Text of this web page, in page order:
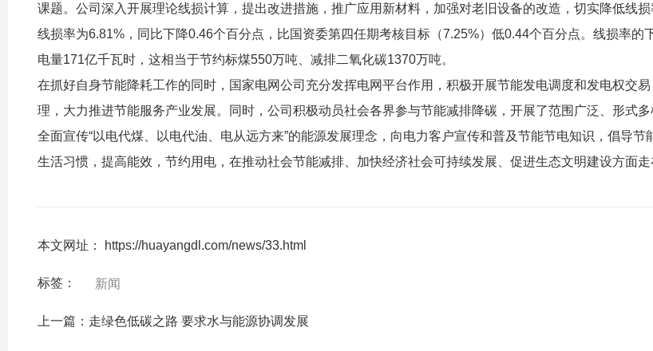
课题。公司深入开展理论线损计算，提出改进措施，推广应用新材料，加强对老旧设备的改造，切实降低线损
线损率为6.81%，同比下降0.46个百分点，比国资委第四任期考核目标（7.25%）低0.44个百分点。线损率的
电量171亿千瓦时，这相当于节约标煤550万吨、减排二氧化碳1370万吨。
在抓好自身节能降耗工作的同时，国家电网公司充分发挥电网平台作用，积极开展节能发电调度和发电权交
理，大力推进节能服务产业发展。同时，公司积极动员社会各界参与节能减排降碳，开展了范围广泛、形式多
全面宣传“以电代煤、以电代油、电从远方来”的能源发展理念，向电力客户宣传和普及节能节电知识，倡导节
生活习惯，提高能效，节约用电，在推动社会节能减排、加快经济社会可持续发展、促进生态文明建设方面走
本文网址： https://huayangdl.com/news/33.html
标签： 新闻
上一篇： 走绿色低碳之路 要求水与能源协调发展